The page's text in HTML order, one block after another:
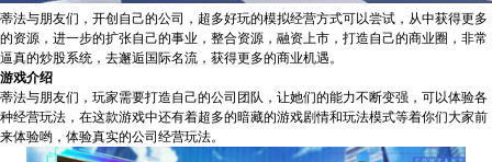
蒂法与朋友们，开创自己的公司，超多好玩的模拟经营方式可以尝试，从中获得更多
的资源，进一步的扩张自己的事业，整合资源，融资上市，打造自己的商业圈，非常
逼真的炒股系统，去邂逅国际名流，获得更多的商业机遇。
游戏介绍
蒂法与朋友们，玩家需要打造自己的公司团队，让她们的能力不断变强，可以体验各
种经营玩法，在这款游戏中还有着超多的暗藏的游戏剧情和玩法模式等着你们大家前
来体验哟，体验真实的公司经营玩法。